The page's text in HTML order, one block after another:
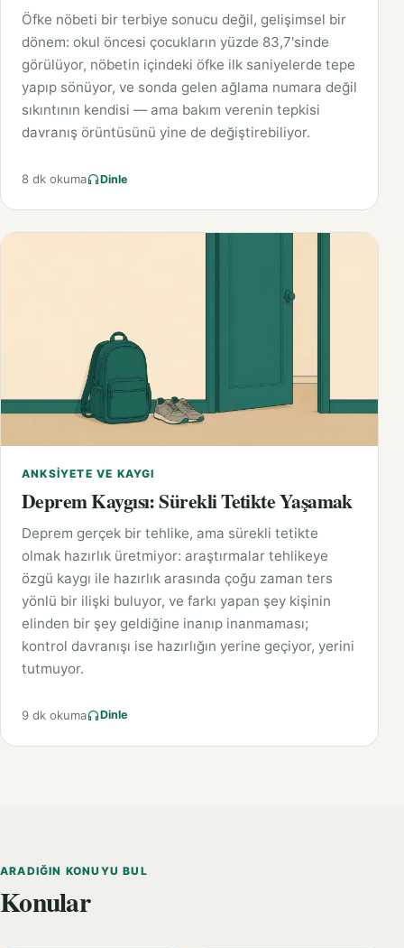
Öfke nöbeti bir terbiye sonucu değil, gelişimsel bir
dönem: okul öncesi çocukların yüzde 83,7'sinde
görülüyor, nöbetin içindeki öfke ilk saniyelerde tepe
yapıp sönüyor, ve sonda gelen ağlama numara değil
sıkıntının kendisi — ama bakım verenin tepkisi
davranış örüntüsünü yine de değiştirebiliyor.
8 dk okuma Dinle
ANKSIYETE VE KAYGI
Deprem Kaygısı: Sürekli Tetikte Yaşamak
Deprem gerçek bir tehlike, ama sürekli tetikte
olmak hazırlık üretmiyor: araştırmalar tehlikeye
özgü kaygı ile hazırlık arasında çoğu zaman ters
yönlü bir ilişki buluyor, ve farkı yapan şey kişinin
elinden bir şey geldiğine inanıp inanmaması;
kontrol davranışı ise hazırlığın yerine geçiyor, yerini
tutmuyor.
9 dk okuma Dinle
ARADIĞIN KONUYU BUL
Konular